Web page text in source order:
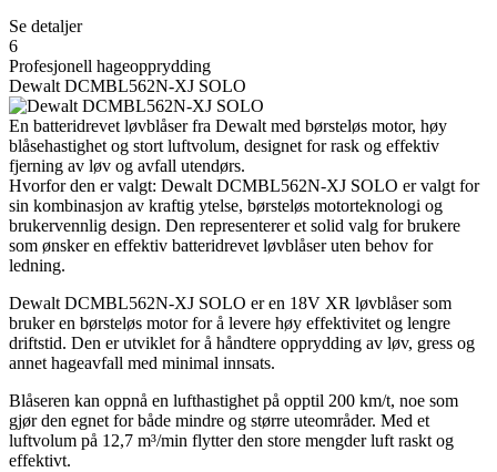
Se detaljer
6
Profesjonell hageopprydding
Dewalt DCMBL562N-XJ SOLO
En batteridrevet løvblåser fra Dewalt med børsteløs motor, høy
blåsehastighet og stort luftvolum, designet for rask og effektiv
fjerning av løv og avfall utendørs.
Hvorfor den er valgt: Dewalt DCMBL562N-XJ SOLO er valgt for
sin kombinasjon av kraftig ytelse, børsteløs motorteknologi og
brukervennlig design. Den representerer et solid valg for brukere
som ønsker en effektiv batteridrevet løvblåser uten behov for
ledning.
Dewalt DCMBL562N-XJ SOLO er en 18V XR løvblåser som
bruker en børsteløs motor for å levere høy effektivitet og lengre
driftstid. Den er utviklet for å håndtere opprydding av løv, gress og
annet hageavfall med minimal innsats.
Blåseren kan oppnå en lufthastighet på opptil 200 km/t, noe som
gjør den egnet for både mindre og større uteområder. Med et
luftvolum på 12,7 m³/min flytter den store mengder luft raskt og
effektivt.